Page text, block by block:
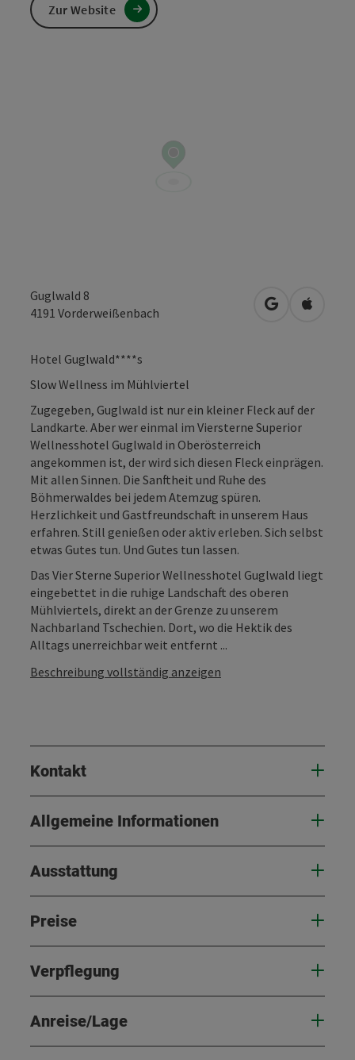
Guglwald 8
4191 Vorderweißenbach in Google
in
Hotel Guglwald****s
Slow Wellness im Mühlviertel
Zugegeben, Guglwald ist nur ein kleiner Fleck auf der
Landkarte. Aber wer einmal im Viersterne Superior
Wellnesshotel Guglwald in Oberösterreich
angekommen ist, der wird sich diesen Fleck einprägen.
Mit allen Sinnen. Die Sanftheit und Ruhe des
Böhmerwaldes bei jedem Atemzug spüren.
Herzlichkeit und Gastfreundschaft in unserem Haus
erfahren. Still genießen oder aktiv erleben. Sich selbst
etwas Gutes tun. Und Gutes tun lassen.
Das Vier Sterne Superior Wellnesshotel Guglwald liegt
eingebettet in die ruhige Landschaft des oberen
Mühlviertels, direkt an der Grenze zu unserem
Nachbarland Tschechien. Dort, wo die Hektik des
Alltags unerreichbar weit entfernt ...
Beschreibung vollständig anzeigen
Kontakt
Allgemeine Informationen
Ausstattung
Preise
Verpflegung
Anreise/Lage
Zur Website